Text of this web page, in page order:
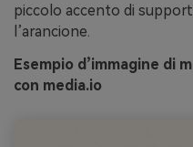
piccolo accento di
l’arancione.
Esempio d’immagine di
con media.io